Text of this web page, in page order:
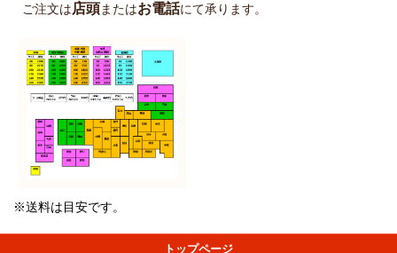
ご注文は店頭またはお電話にて承ります。
※送料は目安です。
トップページ